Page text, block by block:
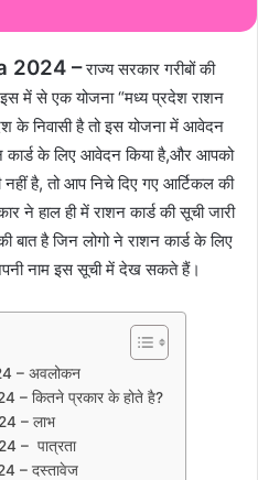
2024 –राज्य सरकार गरीबों की
में से एक योजना “मध्य प्रदेश राशन
के निवासी है तो इस योजना में आवेदन
के लिए आवेदन किया है,और आपको
नहीं है, तो आप निचे दिए गए आर्टिकल की
हाल ही में राशन कार्ड की सूची जारी
है जिन लोगो ने राशन कार्ड के लिए
नाम इस सूची में देख सकते हैं।
– अवलोकन
– कितने प्रकार के होते है?
– लाभ
– पात्रता
– दस्तावेज